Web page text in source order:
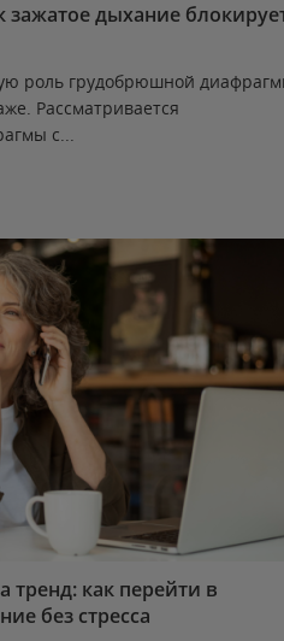
зажатое дыхание
роль грудобрюшной
Рассматривается
с...
тренд: как перейти в
без стресса